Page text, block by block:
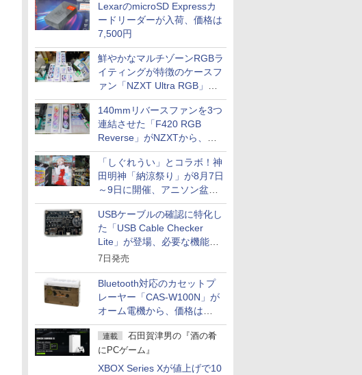
LexarのmicroSD Expressカ
ードリーダーが入荷、価格は
7,500円
鮮やかなマルチゾーンRGBラ
イティングが特徴のケースフ
ァン「NZXT Ultra RGB」が
発売、計8製品
140mmリバースファンを3つ
連結させた「F420 RGB
Reverse」がNZXTから、単
一フレーム採用
「しぐれうい」とコラボ！神
田明神「納涼祭り」が8月7日
～9日に開催、アニソン盆踊
りや屋台グルメなどもあり
USBケーブルの確認に特化し
た「USB Cable Checker
Lite」が登場、必要な機能を
凝縮しコンパクトに
7日発売
Bluetooth対応のカセットプ
レーヤー「CAS-W100N」が
オーム電機から、価格は
5,940円
連載
石田賀津男の『酒の肴
にPCゲーム』
XBOX Series Xが値上げで10